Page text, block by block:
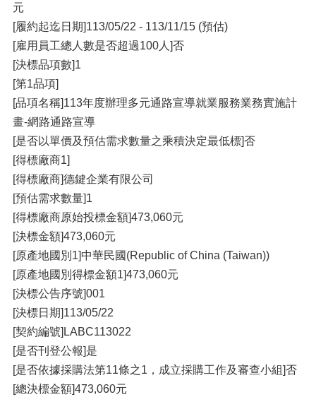
元
[履約起迄日期]113/05/22 - 113/11/15 (預估)
[雇用員工總人數是否超過100人]否
[決標品項數]1
[第1品項]
[品項名稱]113年度辦理多元通路宣導就業服務業務實施計
畫-網路通路宣導
[是否以單價及預估需求數量之乘積決定最低標]否
[得標廠商1]
[得標廠商]德鍵企業有限公司
[預估需求數量]1
[得標廠商原始投標金額]473,060元
[決標金額]473,060元
[原產地國別1]中華民國(Republic of China (Taiwan))
[原產地國別得標金額1]473,060元
[決標公告序號]001
[決標日期]113/05/22
[契約編號]LABC113022
[是否刊登公報]是
[是否依據採購法第11條之1，成立採購工作及審查小組]否
[總決標金額]473,060元